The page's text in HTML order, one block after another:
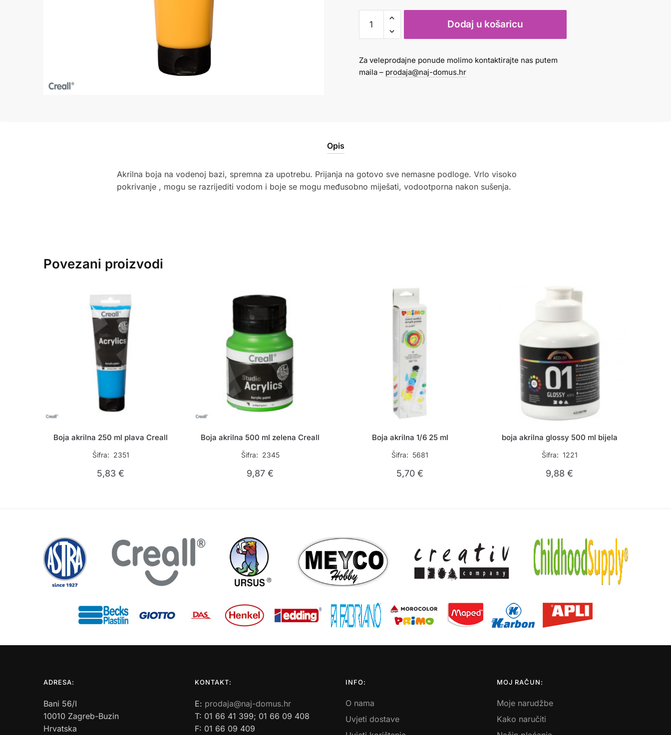
akrilna
250
toplo
žuta
Dodaj u košaricu
Za veleprodajne ponude molimo kontaktirajte nas putem
maila – prodaja@naj-domus.hr
Opis
Akrilna boja na vodenoj bazi, spremna za upotrebu. Prijanja na gotovo sve nemasne podloge. Vrlo visoko
pokrivanje , mogu se razrijediti vodom i boje se mogu međusobno miješati, vodootporna nakon sušenja.
Povezani proizvodi
Boja akrilna 250 ml plava Creall
Šifra: 2351
5,83€
Boja akrilna 500 ml zelena Creall
Šifra: 2345
9,87€
Boja akrilna 1/6 25 ml
Šifra: 5681
5,70€
boja akrilna glossy 500 ml bijela
Šifra: 1221
9,88€
ADRESA:
Bani 56/I
10010 Zagreb-Buzin
Hrvatska
KONTAKT:
E: prodaja@naj-domus.hr
T: 01 66 41 399; 01 66 09 408
F: 01 66 09 409
INFO:
O nama
Uvjeti dostave
MOJ RAČUN:
Moje narudžbe
Kako naručiti